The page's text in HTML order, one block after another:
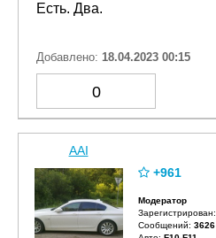
Есть. Два.
Добавлено: 18.04.2023 00:15
0
AAI
+961
Модератор
Зарегистрирован:
Сообщений: 3626